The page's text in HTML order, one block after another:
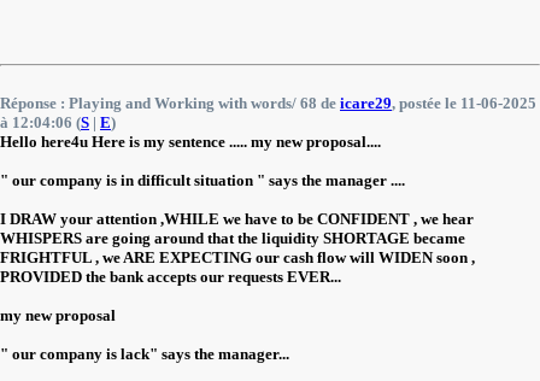
Réponse : Playing and Working with words/ 68 de icare29, postée le 11-06-2025
à 12:04:06 (S | E)
Hello here4u Here is my sentence ..... my new proposal....
" our company is in difficult situation " says the manager ....
I DRAW your attention ,WHILE we have to be CONFIDENT , we hear
WHISPERS are going around that the liquidity SHORTAGE became
FRIGHTFUL , we ARE EXPECTING our cash flow will WIDEN soon ,
PROVIDED the bank accepts our requests EVER...
my new proposal
" our company is lack" says the manager...